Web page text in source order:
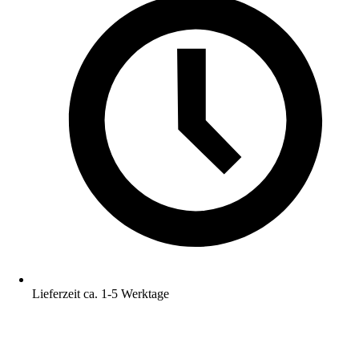
Lieferzeit ca. 1-5 Werktage